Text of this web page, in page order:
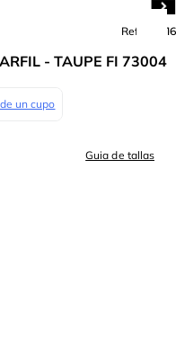
Ref.
610216
- TAUPE FI 73004
Guia de tallas